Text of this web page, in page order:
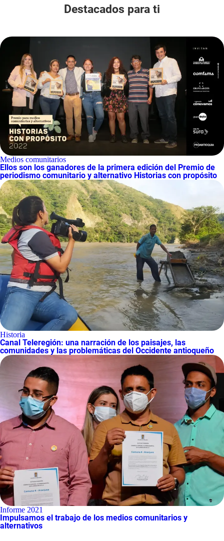
Destacados para ti
Medios comunitarios
Ellos son los ganadores de la primera edición del Premio de
periodismo comunitario y alternativo Historias con propósito
Historia
Canal Teleregión: una narración de los paisajes, las
comunidades y las problemáticas del Occidente antioqueño
Informe 2021
Impulsamos el trabajo de los medios comunitarios y
alternativos